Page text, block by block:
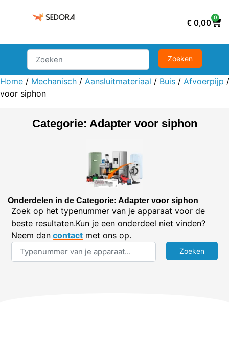
€ 0,00
0
Home / Mechanisch / Aansluitmateriaal / Buis / Afvoerpijp
voor siphon
Categorie: Adapter voor siphon
Onderdelen in de Categorie: Adapter voor siphon
Zoek op het typenummer van je apparaat voor de
beste resultaten.Kun je een onderdeel niet vinden?
Neem dan contact met ons op.